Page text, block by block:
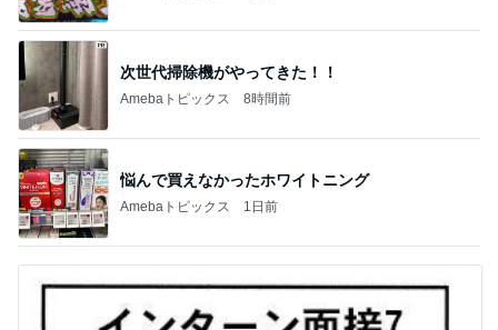
次世代掃除機がやってきた！！
Amebaトピックス 8時間前
悩んで買えなかったホワイトニング
Amebaトピックス 1日前